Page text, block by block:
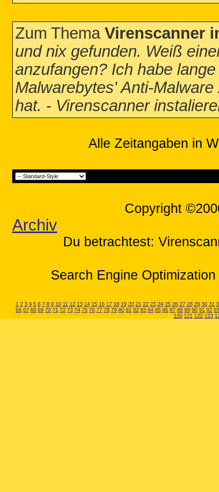
Zum Thema Virenscanner
und nix gefunden. Weiß
anzufangen? Ich habe
Malwarebytes' Anti-
hat. - Virenscanner
Alle Zeitangaben in
Copyright
Archiv
Du betrachtest:
Search Engine
1 2 3 4 5 6 7 8 9 10 11 12 13 14 15 16 17 18 19 20 21 22 23 24 25 26 27 28 29 30 31
66 67 68 69 70 71 72 73 74 75 76 77 78 79 80 81 82 83 84 85 86 87 88 89 90 91 92 93
120 121 122 123